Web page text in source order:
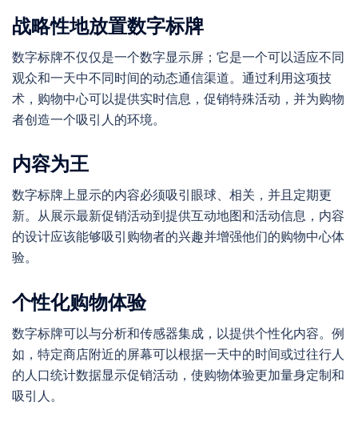
战略性地放置数字标牌
数字标牌不仅仅是一个数字显示屏；它是一个可以适应不同
观众和一天中不同时间的动态通信渠道。通过利用这项技
术，购物中心可以提供实时信息，促销特殊活动，并为购物
者创造一个吸引人的环境。
内容为王
数字标牌上显示的内容必须吸引眼球、相关，并且定期更
新。从展示最新促销活动到提供互动地图和活动信息，内容
的设计应该能够吸引购物者的兴趣并增强他们的购物中心体
验。
个性化购物体验
数字标牌可以与分析和传感器集成，以提供个性化内容。例
如，特定商店附近的屏幕可以根据一天中的时间或过往行人
的人口统计数据显示促销活动，使购物体验更加量身定制和
吸引人。